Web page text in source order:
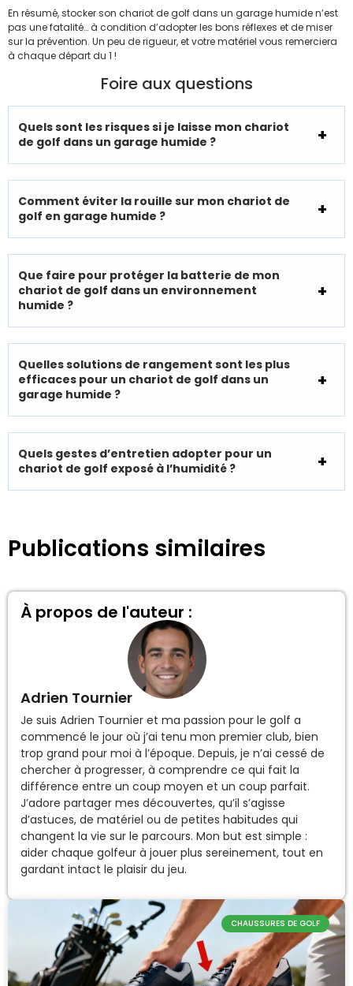
En résumé, stocker son chariot de golf dans un garage humide n’est
pas une fatalité… à condition d’adopter les bons réflexes et de miser
sur la prévention. Un peu de rigueur, et votre matériel vous remerciera
à chaque départ du 1 !
Foire aux questions
Quels sont les risques si je laisse mon chariot
de golf dans un garage humide ?
Comment éviter la rouille sur mon chariot de
golf en garage humide ?
Que faire pour protéger la batterie de mon
chariot de golf dans un environnement
humide ?
Quelles solutions de rangement sont les plus
efficaces pour un chariot de golf dans un
garage humide ?
Quels gestes d’entretien adopter pour un
chariot de golf exposé à l’humidité ?
Publications similaires
À propos de l'auteur :
Adrien Tournier
Je suis Adrien Tournier et ma passion pour le golf a
commencé le jour où j’ai tenu mon premier club, bien
trop grand pour moi à l’époque. Depuis, je n’ai cessé de
chercher à progresser, à comprendre ce qui fait la
différence entre un coup moyen et un coup parfait.
J’adore partager mes découvertes, qu’il s’agisse
d’astuces, de matériel ou de petites habitudes qui
changent la vie sur le parcours. Mon but est simple :
aider chaque golfeur à jouer plus sereinement, tout en
gardant intact le plaisir du jeu.
CHAUSSURES DE GOLF